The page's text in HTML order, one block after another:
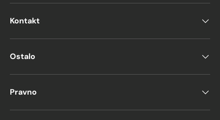
Kontakt
Ostalo
Pravno